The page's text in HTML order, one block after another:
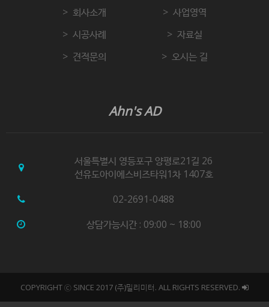
전자거래기본법」, 「전자금융거래법」, 「전자서명법」,
「방문판매 등에 관한 법률」, 「소비자기본법」 등 관련 법을
위배하지 않는 범위에서 이 약관을 개정할 수 있습니다.
이용자에게 불리하게 약관내용을 변경하는 경우에는
비교하여 이용자가 알기 쉽도록 표시합니다.
"몰"이 약관을 개정할 경우에는 그 개정약관은 그
이미 체결된 계약에 대해서는 개정 전의 약관조항이
그대로 적용됩니다. 다만 이미 계약을 체결한 이용자가
이 약관에서 정하지 아니한 사항과 이 약관의 해석에
관하여는 전자상거래 등에서의 소비자보호에 관한 법률,
회사소개
사업영역
시공사례
자료실
견적문의
오시는 길
Ahn's AD
서울특별시 영등포구 양평로21길 26
선유도아이에스비즈타워1차 1407호
02-2691-0488
상담가능시간 : 09:00 ~ 18:00
COPYRIGHT ⓒ SINCE 2017 (주)밀리미터. ALL RIGHTS RESERVED.